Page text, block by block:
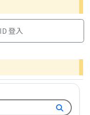
登入
字